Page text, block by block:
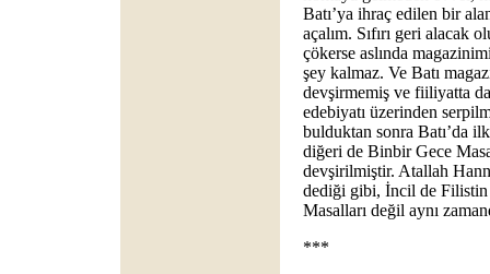
Batı’ya ihraç edilen bir
açalım. Sıfırı geri alacak
çökerse aslında
şey kalmaz. Ve Batı
devşirmemiş ve fiiliyatta
edebiyatı üzerinden
bulduktan sonra Batı’da
diğeri de Binbir Gece
devşirilmiştir. Atallah
dediği gibi, İncil de
Masalları değil aynı
***